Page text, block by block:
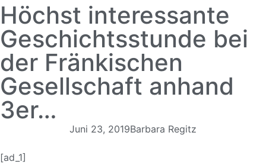
Höchst interessante
Geschichtsstunde bei
der Fränkischen
Gesellschaft anhand
3er…
Juni 23, 2019Barbara Regitz
[ad_1]